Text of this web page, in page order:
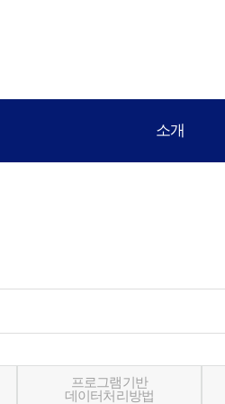
소개
프로그램기반
데이터처리방법